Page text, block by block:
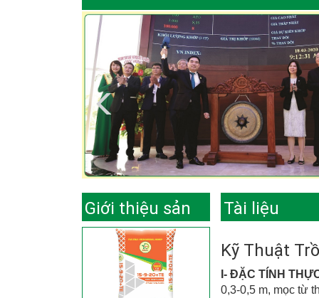
Giới thiệu sản
phẩm
Tài liệu
Kỹ Thuật
I- ĐẶC TÍNH
0,3-0,5 m, mọc từ